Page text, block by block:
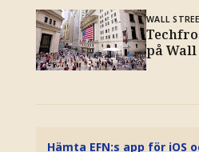
WALL
på
Hämta EFN:s app för iOS